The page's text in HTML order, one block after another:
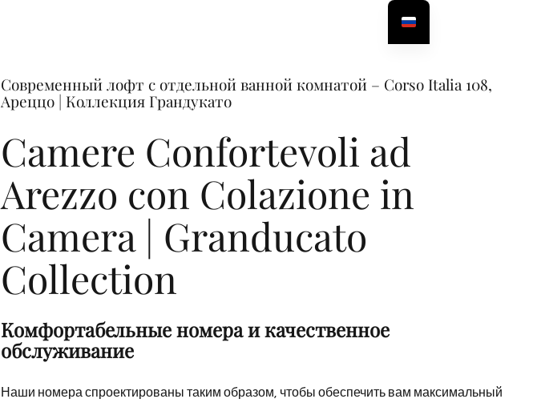
Современный лофт с отдельной ванной комнатой – Corso Italia 108,
Ареццо | Коллекция Грандукато
Camere Confortevoli ad
Arezzo con Colazione in
Camera | Granducato
Collection
Комфортабельные номера и качественное
обслуживание
Наши номера спроектированы таким образом, чтобы обеспечить вам максимальный